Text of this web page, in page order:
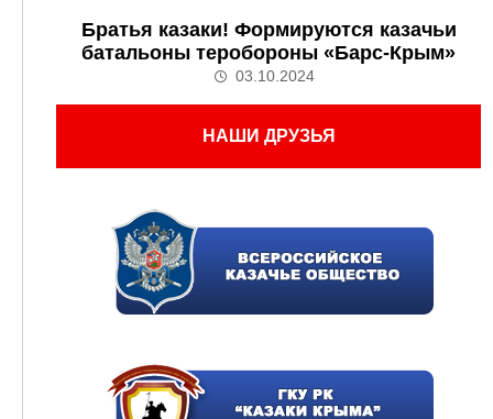
Братья казаки! Формируются казачьи
батальоны теробороны «Барс-Крым»
03.10.2024
НАШИ ДРУЗЬЯ